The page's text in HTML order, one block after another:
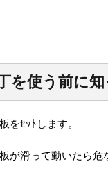
を使う前に
をｾｯﾄします。
が滑って動いたら危